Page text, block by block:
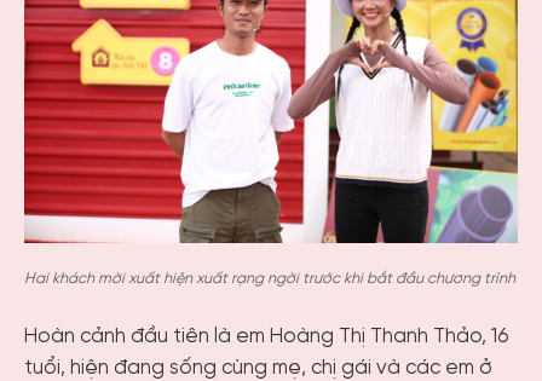
Hai khách mời xuất hiện xuất rạng ngời trước khi bắt đầu chương trình
Hoàn cảnh đầu tiên là em Hoàng Thị Thanh Thảo, 16
tuổi, hiện đang sống cùng mẹ, chị gái và các em ở